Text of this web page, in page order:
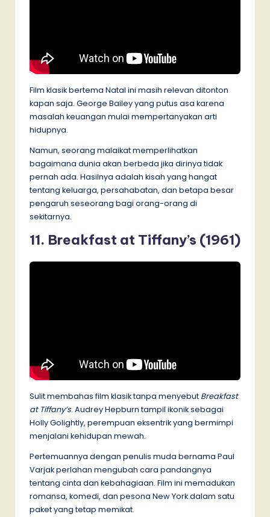
Film klasik bertema Natal ini masih relevan ditonton
kapan saja. George Bailey yang putus asa karena
masalah keuangan mulai mempertanyakan arti
hidupnya.
Namun, seorang malaikat memperlihatkan
bagaimana dunia akan berbeda jika dirinya tidak
pernah ada. Hasilnya adalah kisah yang hangat
tentang keluarga, persahabatan, dan betapa besar
pengaruh seseorang bagi orang-orang di
sekitarnya.
11. Breakfast at Tiffany’s (1961)
Sulit membahas film klasik tanpa menyebut Breakfast
at Tiffany’s. Audrey Hepburn tampil ikonik sebagai
Holly Golightly, perempuan eksentrik yang bermimpi
menjalani kehidupan mewah.
Pertemuannya dengan penulis muda bernama Paul
Varjak perlahan mengubah cara pandangnya
tentang cinta dan kebahagiaan. Film ini memadukan
romansa, komedi, dan pesona New York dalam satu
paket yang tetap memikat.